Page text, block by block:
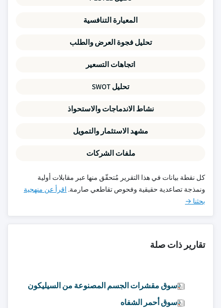
المعيارة التنافسية
تحليل فجوة العرض والطلب
اتجاهات التسعير
تحليل SWOT
نشاط الاندماجات والاستحواذ
مشهد الاستثمار والتمويل
ملفات الشركات
كل نقطة بيانات في هذا التقرير مُتحقّق منها عبر مقابلات أولية
ونمذجة تصاعدية حقيقية وفحوص تقاطعي صارمة. اقرأ عن منهجية
بحثنا →
تقارير ذات صلة
سوق مقشرات الجسم المصنوعة من السيليكون
سوق أحمر الشفاه